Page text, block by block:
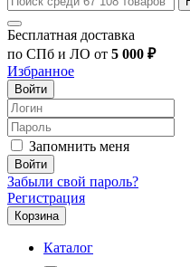
Бесплатная доставка
по СПб и ЛО от 5 000 ₽
Избранное
Войти
Запомнить меня
Войти
Забыли свой пароль?
Регистрация
Корзина
Каталог